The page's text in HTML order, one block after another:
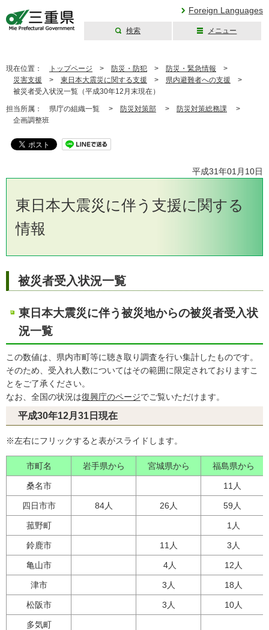
Foreign Languages
検索 メニュー
現在位置： トップページ > 防災・防犯 > 防災・緊急情報 >
災害支援 > 東日本大震災に関する支援 > 県内避難者への支援 >
被災者受入状況一覧（平成30年12月末現在）
担当所属： 県庁の組織一覧 > 防災対策部 > 防災対策総務課 >
企画調整班
平成31年01月10日
東日本大震災に伴う支援に関する
情報
被災者受入状況一覧
東日本大震災に伴う被災地からの被災者受入状
況一覧
この数値は、県内市町等に聴き取り調査を行い集計したものです。
そのため、受入れ人数についてはその範囲に限定されておりますこ
とをご了承ください。
なお、全国の状況は復興庁のページでご覧いただけます。
平成30年12月31日現在
※左右にフリックすると表がスライドします。
市町名 岩手県から 宮城県から 福島県から
桑名市 11人
四日市市 84人 26人 59人
菰野町 1人
鈴鹿市 11人 3人
亀山市 4人 12人
津市 3人 18人
松阪市 3人 10人
多気町